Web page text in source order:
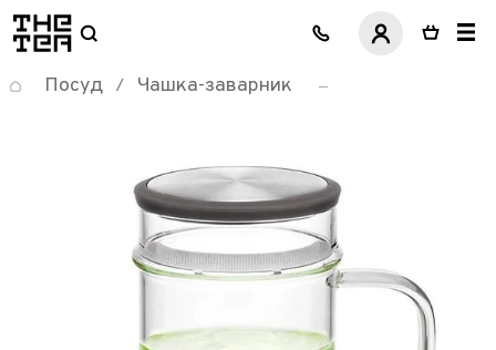
логотип
Посуд / Чашка-заварник